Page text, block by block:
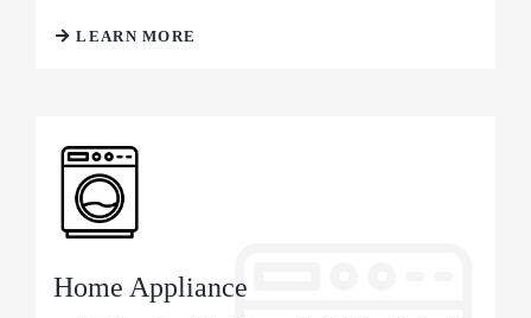
LEARN MORE
Home Appliance